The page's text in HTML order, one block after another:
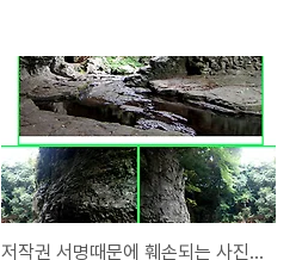
블로그를 처음 만든지가 1279일째, 개설당
시에는 블로그란게 무엇인지도 모르고 아무
생각없이 만들어 놓기만 하였던 기억이 납니
다. 작년(2007)에 담배와 작별을 고하고 난
후 열정적으로 매달리기 시작한 것이 바로 여
행이었습니다. 금연에 성공하신 분들이면 누
구나 겪었을 것입니다. 무료함이 가장 힘들더저작권 서명때문에 훼손되는 사진들 안타까워